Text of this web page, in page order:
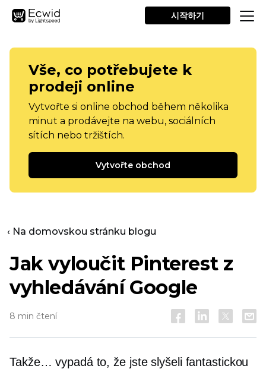
시작하기
Vše, co potřebujete k
prodeji online
Vytvořte si online obchod během několika
minut a prodávejte na webu, sociálních
sítích nebo tržištích.
Vytvořte obchod
‹ Na domovskou stránku blogu
Jak vyloučit Pinterest z
vyhledávání Google
8 min čtení
Takže… vypadá to, že jste slyšeli fantastickou